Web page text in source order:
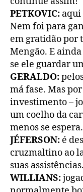
PETKOVIC: aqui
Nem foi para
em gratidão por
Mengão. E
se ele guardar
GERALDO:
má fase. Mas
investimento –
um coelho da
menos se espera.
JÉFERSON: é
cruzmaltino ao
suas assistências.
WILLIANS: